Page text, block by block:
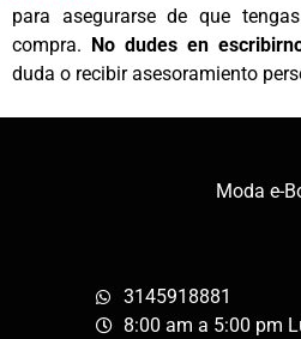
para asegurarse de que
compra. No dudes en
duda o recibir asesoramiento
Moda e-
3145918881
8:00 am a 5:00 pm